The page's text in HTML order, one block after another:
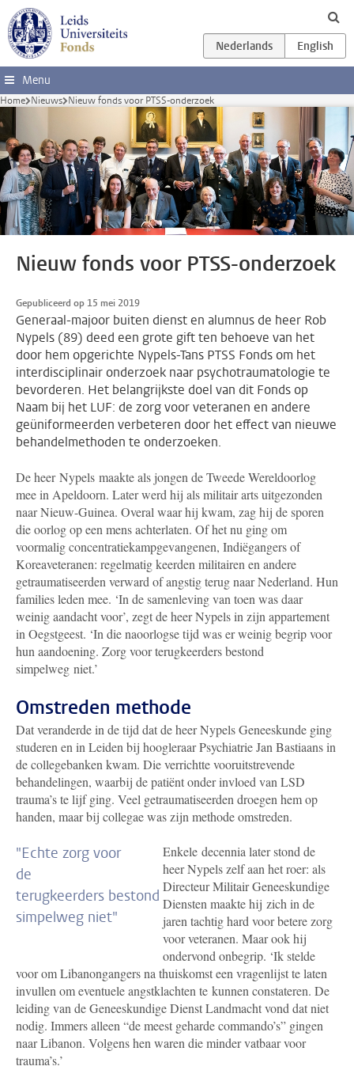
Ga direct naar de inhoud
Menu
Home Nieuws Nieuw fonds voor PTSS-onderzoek
Nieuw fonds voor PTSS-onderzoek
Gepubliceerd op 15 mei 2019
Generaal-majoor buiten dienst en alumnus de heer Rob
Nypels (89) deed een grote gift ten behoeve van het
door hem opgerichte Nypels-Tans PTSS Fonds om het
interdisciplinair onderzoek naar psychotraumatologie te
bevorderen. Het belangrijkste doel van dit Fonds op
Naam bij het LUF: de zorg voor veteranen en andere
geüniformeerden verbeteren door het effect van nieuwe
behandelmethoden te onderzoeken.
De heer Nypels maakte als jongen de Tweede Wereldoorlog
mee in Apeldoorn. Later werd hij als militair arts uitgezonden
naar Nieuw-Guinea. Overal waar hij kwam, zag hij de sporen
die oorlog op een mens achterlaten. Of het nu ging om
voormalig concentratiekampgevangenen, Indiëgangers of
Koreaveteranen: regelmatig keerden militairen en andere
getraumatiseerden verward of angstig terug naar Nederland. Hun
families leden mee. ‘In de samenleving van toen was daar
weinig aandacht voor’, zegt de heer Nypels in zijn appartement
in Oegstgeest. ‘In die naoorlogse tijd was er weinig begrip voor
hun aandoening. Zorg voor terugkeerders bestond
simpelweg niet.’
Omstreden methode
Dat veranderde in de tijd dat de heer Nypels Geneeskunde ging
studeren en in Leiden bij hoogleraar Psychiatrie Jan Bastiaans in
de collegebanken kwam. Die verrichtte vooruitstrevende
behandelingen, waarbij de patiënt onder invloed van LSD
trauma’s te lijf ging. Veel getraumatiseerden droegen hem op
handen, maar bij collegae was zijn methode omstreden.
"Echte zorg voor
de
terugkeerders bestond
simpelweg niet"
Enkele decennia later stond de
heer Nypels zelf aan het roer: als
Directeur Militair Geneeskundige
Diensten maakte hij zich in de
jaren tachtig hard voor betere zorg
voor veteranen. Maar ook hij
ondervond onbegrip. ‘Ik stelde
voor om Libanongangers na thuiskomst een vragenlijst te laten
invullen om eventuele angstklachten te kunnen constateren. De
leiding van de Geneeskundige Dienst Landmacht vond dat niet
nodig. Immers alleen “de meest geharde commando’s” gingen
naar Libanon. Volgens hen waren die minder vatbaar voor
trauma’s.’